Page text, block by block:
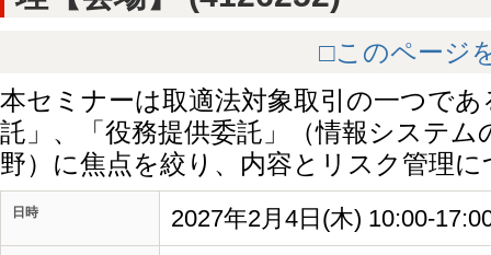
□このページ
本セミナーは取適法対象取引の一つで
託」、「役務提供委託」（情報システム
野）に焦点を絞り、内容とリスク管理
日時 2027年2月4日(木) 10:00-